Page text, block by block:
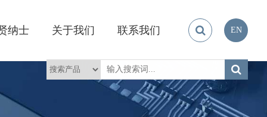
EN
纳士 关于我们 联系我们